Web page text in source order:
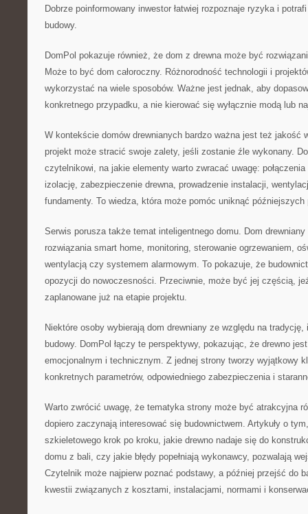
Dobrze poinformowany inwestor łatwiej rozpoznaje ryzyka i
budowy.
DomPol pokazuje również, że dom z drewna może być
Może to być dom całoroczny. Różnorodność technologii i
wykorzystać na wiele sposobów. Ważne jest jednak, aby
konkretnego przypadku, a nie kierować się wyłącznie modą lub
W kontekście domów drewnianych bardzo ważna jest też jakość
projekt może stracić swoje zalety, jeśli zostanie źle wykonany.
czytelnikowi, na jakie elementy warto zwracać uwagę:
izolację, zabezpieczenie drewna, prowadzenie instalacji,
fundamenty. To wiedza, która może pomóc uniknąć późniejszych
Serwis porusza także temat inteligentnego domu. Dom
rozwiązania smart home, monitoring, sterowanie ogrzewaniem,
wentylacją czy systemem alarmowym. To pokazuje, że
opozycji do nowoczesności. Przeciwnie, może być jej częścią,
zaplanowane już na etapie projektu.
Niektóre osoby wybierają dom drewniany ze względu na
budowy. DomPol łączy te perspektywy, pokazując, że drewno
emocjonalnym i technicznym. Z jednej strony tworzy wyjątkowy
konkretnych parametrów, odpowiedniego zabezpieczenia i
Warto zwrócić uwagę, że tematyka strony może być atrakcyjna
dopiero zaczynają interesować się budownictwem. Artykuły o
szkieletowego krok po kroku, jakie drewno nadaje się do
domu z bali, czy jakie błędy popełniają wykonawcy, pozwalają
Czytelnik może najpierw poznać podstawy, a później przejść do
kwestii związanych z kosztami, instalacjami, normami i